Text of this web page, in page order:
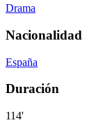
Drama
Nacionalidad
España
Duración
114'